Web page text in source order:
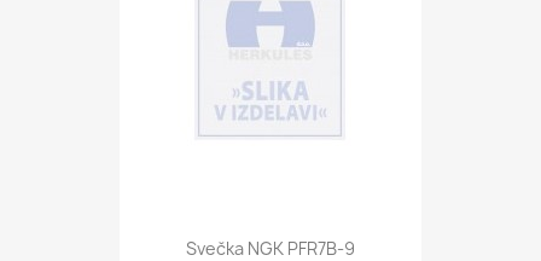
Svečka NGK PFR7B-9